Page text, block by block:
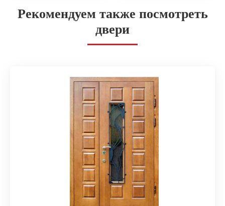
Рекомендуем также посмотреть
двери